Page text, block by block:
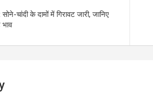
चांदी के दामों में गिरावट जारी, जानिए